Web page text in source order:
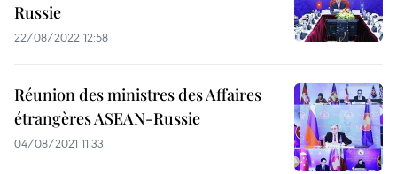
Russie
22/08/2022 12:58
Réunion des ministres des Affaires
étrangères ASEAN-Russie
04/08/2021 11:33